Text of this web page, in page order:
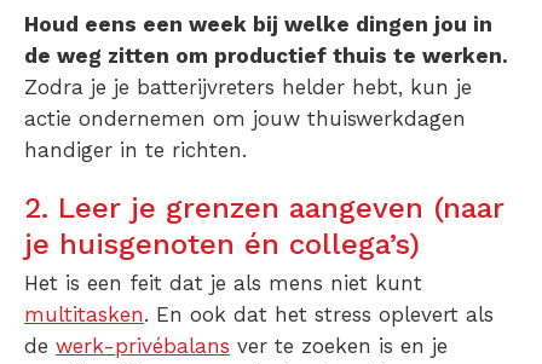
Houd eens een week bij welke dingen jou in
de weg zitten om productief thuis te werken.
Zodra je je batterijvreters helder hebt, kun je
actie ondernemen om jouw thuiswerkdagen
handiger in te richten.
2. Leer je grenzen aangeven (naar
je huisgenoten én collega’s)
Het is een feit dat je als mens niet kunt
multitasken. En ook dat het stress oplevert als
de werk-privébalans ver te zoeken is en je